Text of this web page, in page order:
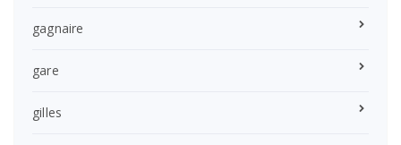
gagnaire
gare
gilles